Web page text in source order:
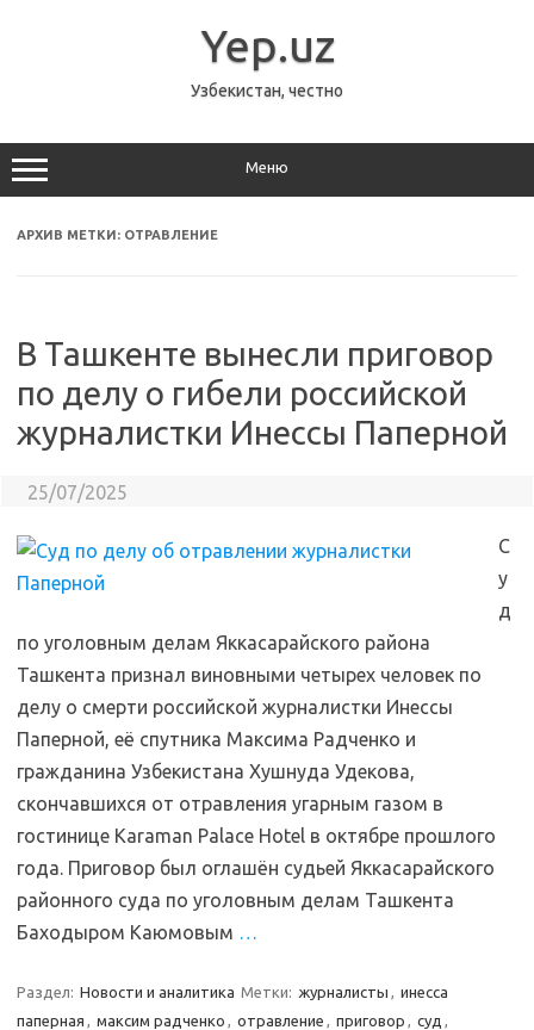
Yep.uz
Узбекистан, честно
Меню
АРХИВ МЕТКИ: ОТРАВЛЕНИЕ
В Ташкенте вынесли приговор
по делу о гибели российской
журналистки Инессы Паперной
25/07/2025
С
у
д
по уголовным делам Яккасарайского района
Ташкента признал виновными четырех человек по
делу о смерти российской журналистки Инессы
Паперной, её спутника Максима Радченко и
гражданина Узбекистана Хушнуда Удекова,
скончавшихся от отравления угарным газом в
гостинице Karaman Palace Hotel в октябре прошлого
года. Приговор был оглашён судьей Яккасарайского
районного суда по уголовным делам Ташкента
Баходыром Каюмовым …
Раздел: Новости и аналитика Метки: журналисты , инесса
паперная , максим радченко , отравление , приговор , суд ,